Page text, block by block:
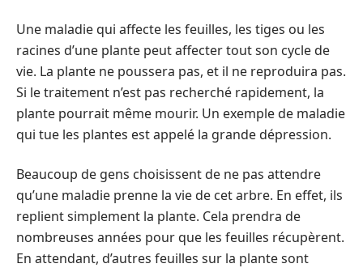
Une maladie qui affecte les feuilles, les tiges ou les
racines d’une plante peut affecter tout son cycle de
vie. La plante ne poussera pas, et il ne reproduira pas.
Si le traitement n’est pas recherché rapidement, la
plante pourrait même mourir. Un exemple de maladie
qui tue les plantes est appelé la grande dépression.
Beaucoup de gens choisissent de ne pas attendre
qu’une maladie prenne la vie de cet arbre. En effet, ils
replient simplement la plante. Cela prendra de
nombreuses années pour que les feuilles récupèrent.
En attendant, d’autres feuilles sur la plante sont